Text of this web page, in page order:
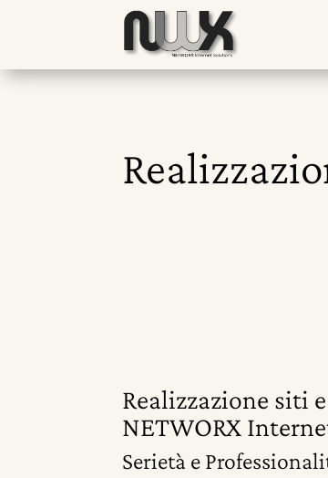
Realizzazione siti
NETWORX
Serietà e